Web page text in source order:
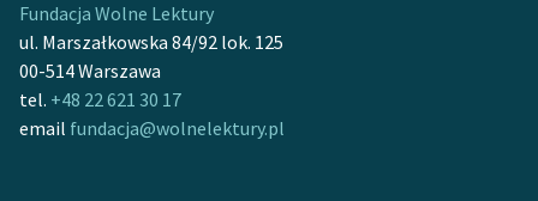
Zasady wykorzystania
Wolnych Lektur
Logotypy
Materiały promocyjne
Fundacja Wolne Lektury
ul. Marszałkowska 84/92 lok. 125
00-514 Warszawa
tel. +48 22 621 30 17
email fundacja@wolnelektury.pl